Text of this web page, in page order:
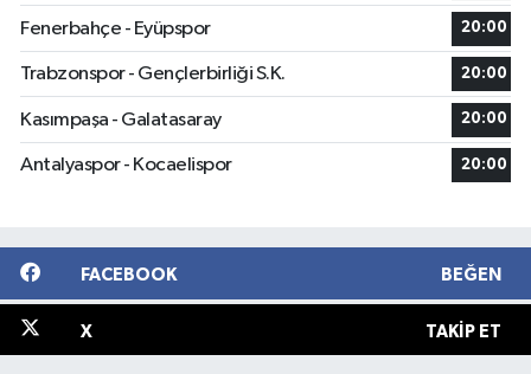
Fenerbahçe - Eyüpspor 20:00
Trabzonspor - Gençlerbirliği S.K. 20:00
Kasımpaşa - Galatasaray 20:00
Antalyaspor - Kocaelispor 20:00
FACEBOOK BEĞEN
X TAKIP ET